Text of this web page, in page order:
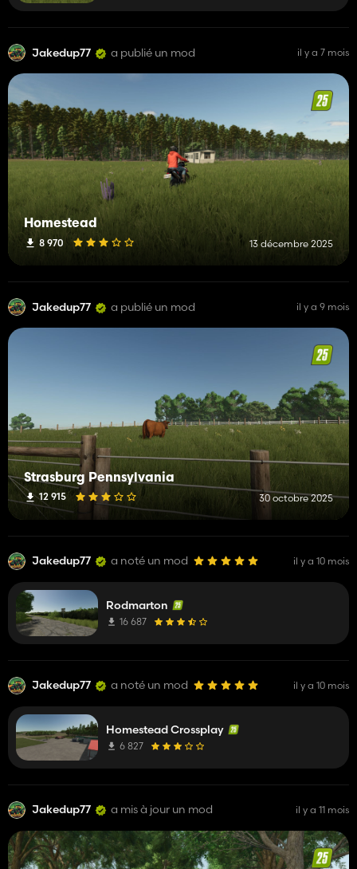
Jakedup77 a publié un mod il y a 7 mois
Homestead
8 970 13 décembre 2025
Jakedup77 a publié un mod il y a 9 mois
Strasburg Pennsylvania
12 915 30 octobre 2025
Jakedup77 a noté un mod il y a 10 mois
Rodmarton
16 687
Jakedup77 a noté un mod il y a 10 mois
Homestead Crossplay
6 827
Jakedup77 a mis à jour un mod il y a 11 mois